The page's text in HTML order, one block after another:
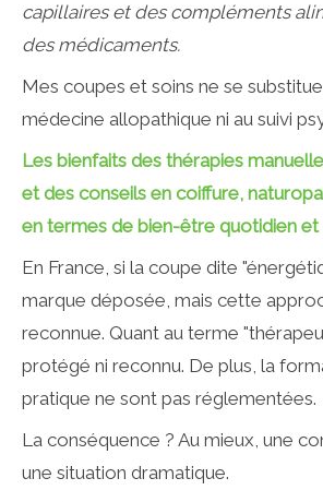
capillaires et des compléments
des médicaments.
Mes coupes et soins ne se
médecine allopathique ni au suivi
Les bienfaits des thérapies
et des conseils en coiffure,
en termes de bien-être quotidien
En France, si la coupe dite
marque déposée, mais cette
reconnue. Quant au terme
protégé ni reconnu. De plus, la
pratique ne sont pas réglementées.
La conséquence ? Au mieux, une
une situation dramatique.